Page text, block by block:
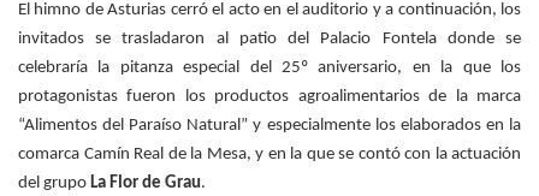
El himno de Asturias cerró el acto en el auditorio y a continuación, los
invitados se trasladaron al patio del Palacio Fontela donde se
celebraría la pitanza especial del 25º aniversario, en la que los
protagonistas fueron los productos agroalimentarios de la marca
“Alimentos del Paraíso Natural” y especialmente los elaborados en la
comarca Camín Real de la Mesa, y en la que se contó con la actuación
del grupo La Flor de Grau.